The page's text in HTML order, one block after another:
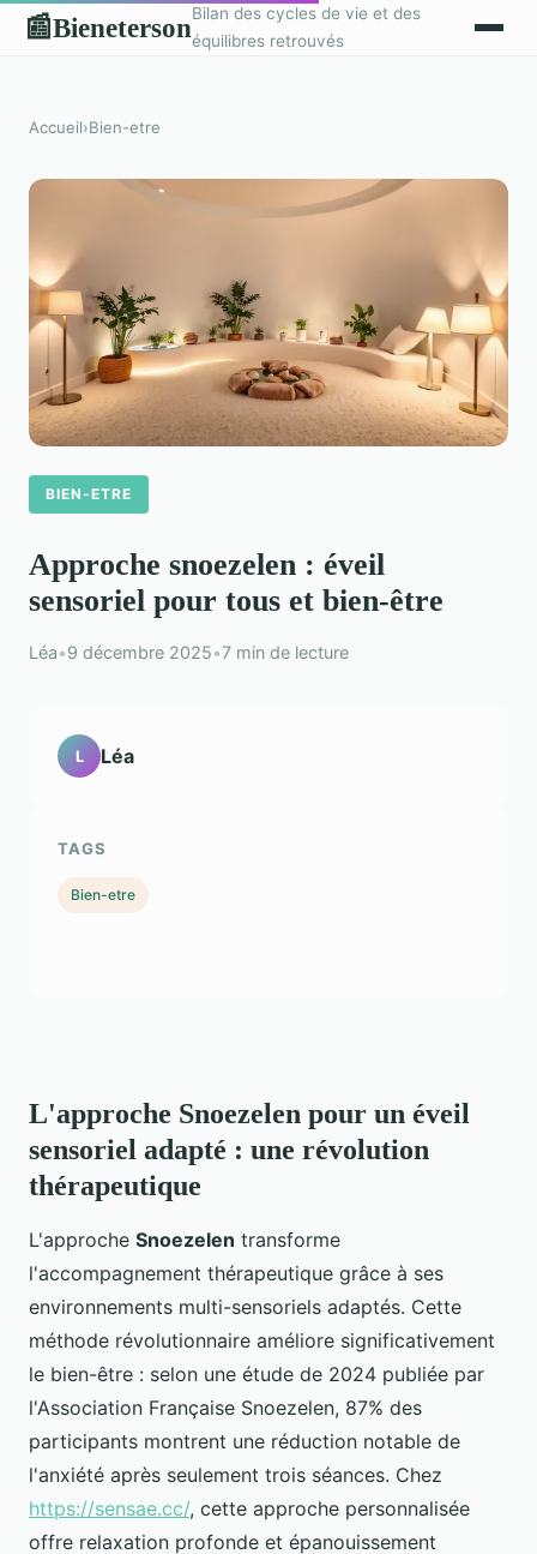
📰BienetersonBilan des cycles de vie et des
équilibres retrouvés
Accueil›Bien-etre
BIEN-ETRE
Approche snoezelen : éveil
sensoriel pour tous et bien-être
Léa•9 décembre 2025•7 min de lecture
L'approche Snoezelen pour un éveil
sensoriel adapté : une révolution
thérapeutique
L'approche Snoezelen transforme
l'accompagnement thérapeutique grâce à ses
environnements multi-sensoriels adaptés. Cette
méthode révolutionnaire améliore significativement
le bien-être : selon une étude de 2024 publiée par
l'Association Française Snoezelen, 87% des
participants montrent une réduction notable de
l'anxiété après seulement trois séances. Chez
https://sensae.cc/, cette approche personnalisée
offre relaxation profonde et épanouissement
L Léa
TAGS
Bien-etre